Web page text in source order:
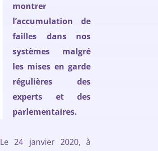
montrer
l’accumulation de
failles dans nos
systèmes malgré
les mises en garde
régulières des
experts et des
parlementaires.
Le 24 janvier 2020, à